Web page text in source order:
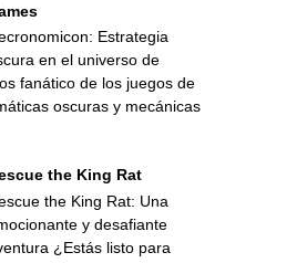
Estrategia
en el universo de
fanático de los juegos de
oscuras y mecánicas
the King Rat
the King Rat: Una
y desafiante
¿Estás listo para